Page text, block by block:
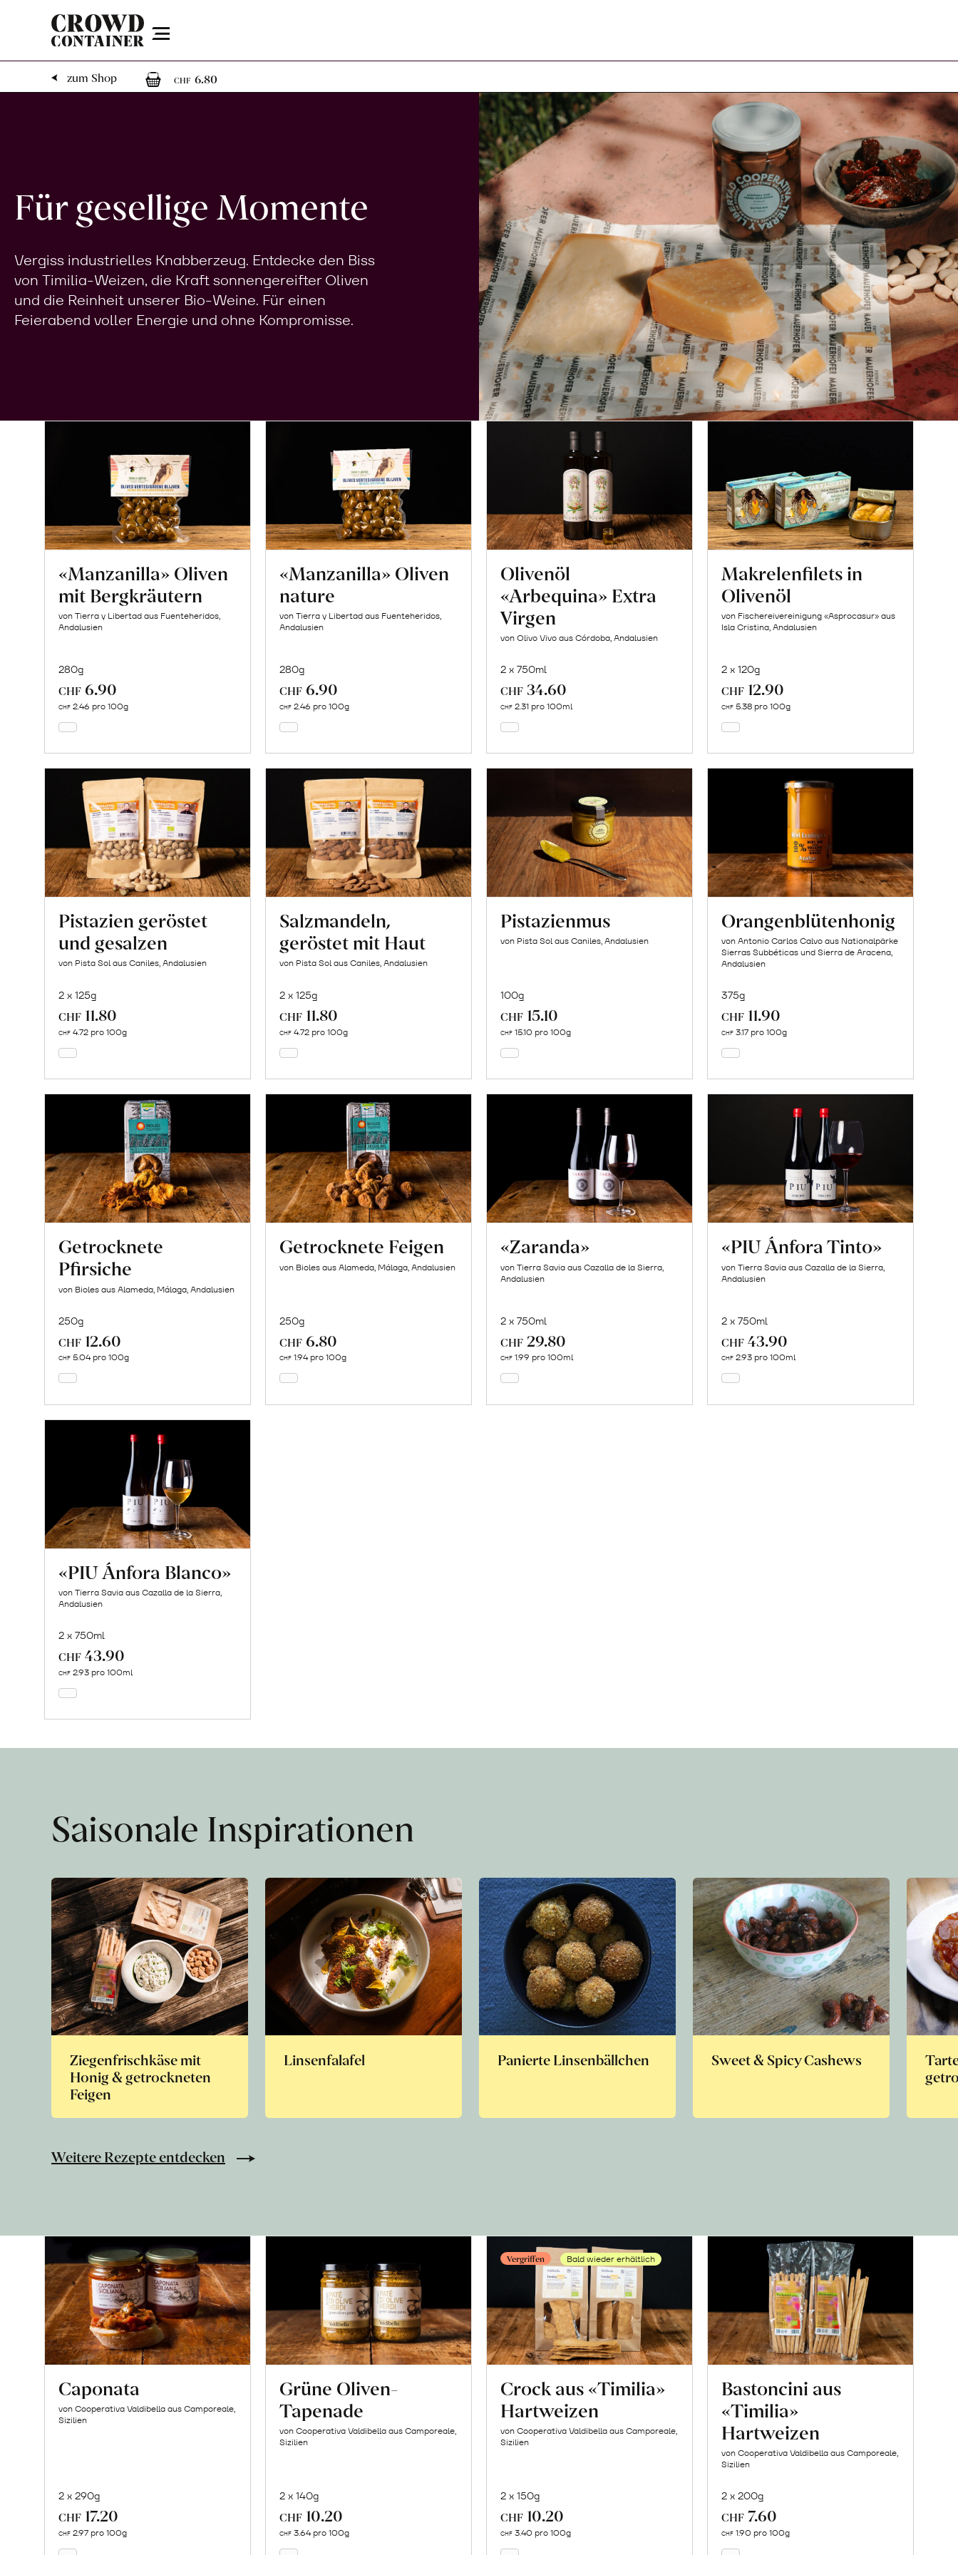
Menu
zum Shop
CHF 6.80
Für gesellige Momente
Vergiss industrielles Knabberzeug. Entdecke den Biss
von Timilia-Weizen, die Kraft sonnengereifter Oliven
und die Reinheit unserer Bio-Weine. Für einen
Feierabend voller Energie und ohne Kompromisse.
«Manzanilla» Oliven
mit Bergkräutern
von Tierra y Libertad aus Fuenteheridos,
Andalusien
280g
CHF 6.90
CHF 2.46 pro 100g
«Manzanilla» Oliven
nature
von Tierra y Libertad aus Fuenteheridos,
Andalusien
280g
CHF 6.90
CHF 2.46 pro 100g
Olivenöl
«Arbequina» Extra
Virgen
von Olivo Vivo aus Córdoba, Andalusien
2 x 750ml
CHF 34.60
CHF 2.31 pro 100ml
Makrelenfilets in
Olivenöl
von Fischereivereinigung «Asprocasur» aus
Isla Cristina, Andalusien
2 x 120g
CHF 12.90
CHF 5.38 pro 100g
Pistazien geröstet
und gesalzen
von Pista Sol aus Caniles, Andalusien
2 x 125g
CHF 11.80
CHF 4.72 pro 100g
Salzmandeln,
geröstet mit Haut
von Pista Sol aus Caniles, Andalusien
2 x 125g
CHF 11.80
CHF 4.72 pro 100g
Pistazienmus
von Pista Sol aus Caniles, Andalusien
100g
CHF 15.10
CHF 15.10 pro 100g
Orangenblütenhonig
von Antonio Carlos Calvo aus Nationalpärke
Sierras Subbéticas und Sierra de Aracena,
Andalusien
375g
CHF 11.90
CHF 3.17 pro 100g
Getrocknete
Pfirsiche
von Bioles aus Alameda, Málaga, Andalusien
250g
CHF 12.60
CHF 5.04 pro 100g
Getrocknete Feigen
von Bioles aus Alameda, Málaga, Andalusien
250g
CHF 6.80
CHF 1.94 pro 100g
«Zaranda»
von Tierra Savia aus Cazalla de la Sierra,
Andalusien
2 x 750ml
CHF 29.80
CHF 1.99 pro 100ml
«PIU Ánfora Tinto»
von Tierra Savia aus Cazalla de la Sierra,
Andalusien
2 x 750ml
CHF 43.90
CHF 2.93 pro 100ml
«PIU Ánfora Blanco»
von Tierra Savia aus Cazalla de la Sierra,
Andalusien
2 x 750ml
CHF 43.90
CHF 2.93 pro 100ml
Saisonale Inspirationen
Ziegenfrischkäse mit
Honig & getrockneten
Feigen
Linsenfalafel Panierte Linsenbällchen Sweet & Spicy Cashews
Weitere Rezepte entdecken
Caponata
von Cooperativa Valdibella aus Camporeale,
Sizilien
2 x 290g
CHF 17.20
CHF 2.97 pro 100g
Grüne Oliven-
Tapenade
von Cooperativa Valdibella aus Camporeale,
Sizilien
2 x 140g
CHF 10.20
CHF 3.64 pro 100g
Vergriffen Bald wieder erhältlich
Crock aus «Timilia»
Hartweizen
von Cooperativa Valdibella aus Camporeale,
Sizilien
2 x 150g
CHF 10.20
CHF 3.40 pro 100g
Bastoncini aus
«Timilia»
Hartweizen
von Cooperativa Valdibella aus Camporeale,
Sizilien
2 x 200g
CHF 7.60
CHF 1.90 pro 100g